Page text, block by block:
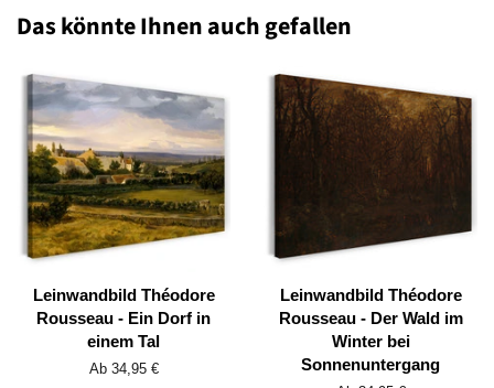
Das könnte Ihnen auch gefallen
Leinwandbild Théodore
Rousseau - Ein Dorf in
einem Tal
Ab 34,95 €
Leinwandbild Théodore
Rousseau - Der Wald im
Winter bei
Sonnenuntergang